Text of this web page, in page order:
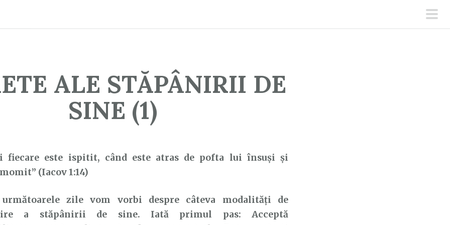
ALE STĂPÂNIRII DE
SINE (1)
i fiecare este ispitit, când este atras de pofta lui însuşi şi
momit” (Iacov 1:14)
zile vom vorbi despre câteva modalități de
a stăpânirii de sine. Iată primul pas: Acceptă